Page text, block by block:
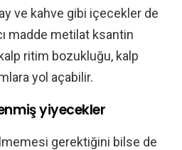
ve kahve gibi içecekler de
madde metilat ksantin
ritim bozukluğu, kalp
yol açabilir.
yiyecekler
gerektiğini bilse de